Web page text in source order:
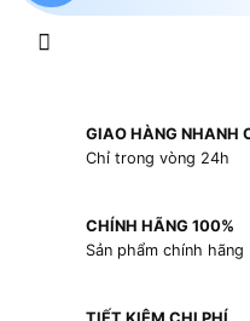
GIAO HÀNG NHANH
Chỉ trong vòng 24h
CHÍNH HÃNG 100%
Sản phẩm chính hãng